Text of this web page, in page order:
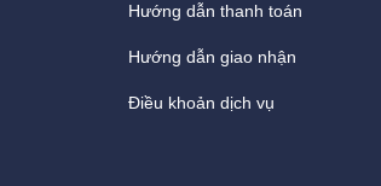
Hướng dẫn thanh toán
Hướng dẫn giao nhận
Điều khoản dịch vụ